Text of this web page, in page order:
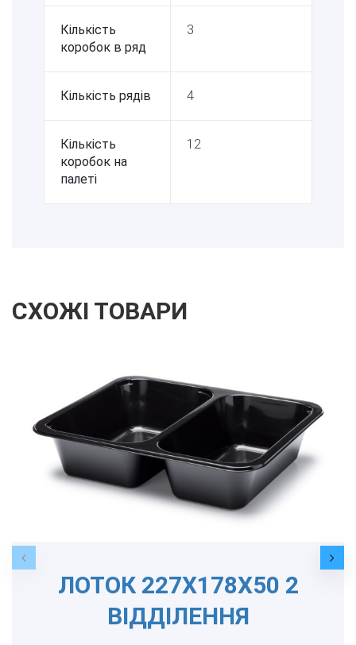
Кількість
коробок в ряд
3
Кількість рядів 4
Кількість
коробок на
палеті
12
СХОЖІ ТОВАРИ
ЛОТОК 227Х178Х50 2
ВІДДІЛЕННЯ